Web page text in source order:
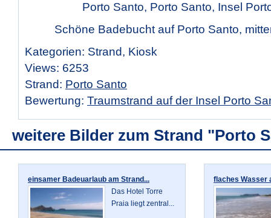
Porto Santo, Porto Santo, Insel
Schöne Badebucht auf Porto Santo,
Kategorien: Strand, Kiosk
Views: 6253
Strand: Porto Santo
Bewertung: Traumstrand auf der Insel Porto
weitere Bilder zum Strand "Porto
einsamer Badeuarlaub am Strand...
Das Hotel Torre
Praia liegt zentral...
flaches Wasser